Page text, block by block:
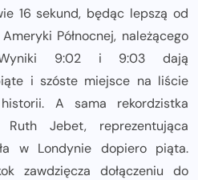
16 sekund, będąc lepszą od
Północnej, należącego
9:02 i 9:03 dają
i szóste miejsce na liście
A sama rekordzistka
Ruth Jebet, reprezentująca
w Londynie dopiero piąta.
zawdzięcza dołączeniu do